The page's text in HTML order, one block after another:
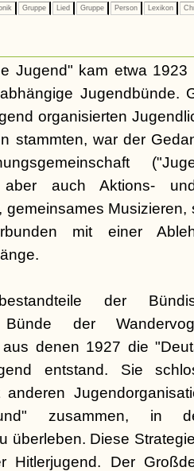
Gruppe Lied Gruppe Person Lexikon
Jugend" kam etwa
Jugendbünde.
organisierten
stammten, war der
aber auch Aktions-
gemeinsames
mit einer
der
der
aus denen 1927 die
entstand. Sie
anderen
zusammen,
überleben. Diese
Hitlerjugend. Der